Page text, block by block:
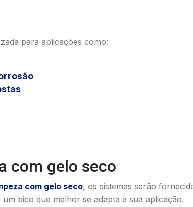
para aplicações como:
com gelo seco
com gelo seco, os sistemas serão
bico que melhor se adapta à sua aplicação.